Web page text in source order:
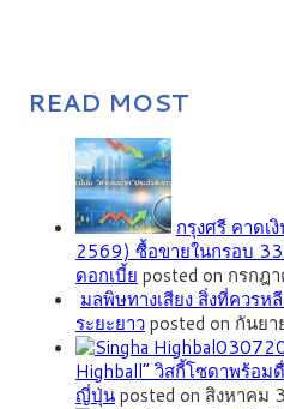
READ MOST
กรุงศรี คาด
2569) ซื้อขายในกรอบ
ดอกเบี้ย posted on กรกฎ
มลพิษทางเสียง สิ่งที่ควรห
ระยะยาวposted on กันย
Highball” วิสกี้โซดาพร้อ
ญี่ปุ่นposted on สิงหาคม